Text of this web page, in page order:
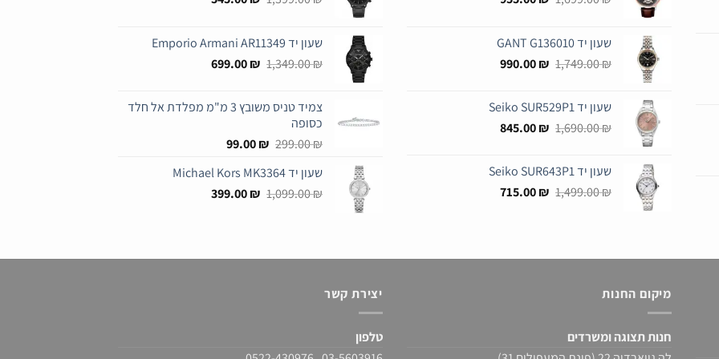
1,699.00 ₪.
955.00 ₪.
שעון יד GANT G136010
1,749.00₪
המחיר
1,749.00 ₪.
990.00₪
המחיר
990.00 ₪.
שעון יד Seiko SUR529P1
1,690.00₪
המחיר
1,690.00 ₪.
845.00₪
המחיר
845.00 ₪.
שעון יד Seiko SUR643P1
1,499.00₪
המחיר
715.00₪
המחיר
1,399.00 ₪.
545.00 ₪.
שעון יד Emporio Armani AR11349
1,349.00₪
המחיר
1,349.00 ₪.
699.00₪
המחיר
699.00 ₪.
צמיד טניס משובץ 3 מ"מ מפלדת אל חלד
כסופה
299.00₪
המחיר
היה:
299.00 ₪.
99.00₪
המחיר
הוא:
99.00 ₪.
שעון יד Michael Kors MK3364
1,099.00₪
המחיר
399.00₪
המחיר
מיקום החנות
חנות תצוגה ומשרדים
יצירת קשר
טלפון